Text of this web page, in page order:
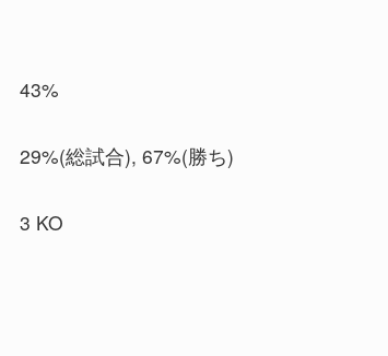
43%
29%(総試合), 67%(勝ち)
3 KO